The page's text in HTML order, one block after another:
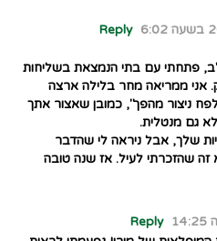
Reply
פתחתי עם בתי הנמצאת בשליחות
אני ממריאה מחר בלילה ארצה
ניצור מהפך", כמובן שאצור אתך
גם מנטלית.
שלך, אבל ניראה לי שהדבר
שהזכרתי לעיל. אז שנה טובה
Reply